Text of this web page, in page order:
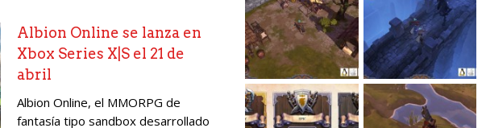
Albion Online se lanza en
Xbox Series X|S el 21 de
abril
Albion Online, el MMORPG de
fantasía tipo sandbox desarrollado